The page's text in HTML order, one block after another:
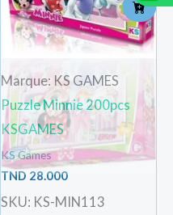
Marque: KS GAMES
Puzzle Minnie 200pcs
KSGAMES
KS Games
TND 28.000
SKU: KS-MIN113